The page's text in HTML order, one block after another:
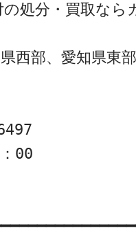
処分・買取なら
西部、愛知県東部
00